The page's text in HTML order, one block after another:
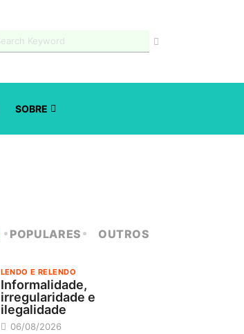
SOBRE
POPULARES OUTROS
LENDO E RELENDO
Informalidade,
irregularidade e
ilegalidade
06/08/2026